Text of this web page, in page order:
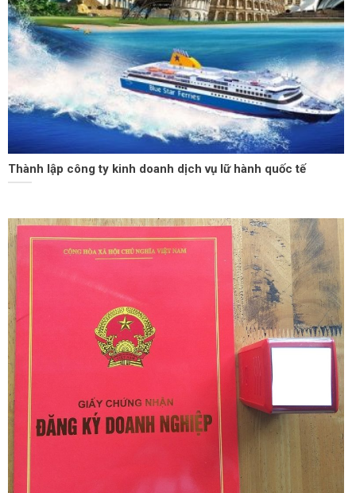
Thành lập công ty kinh doanh dịch vụ lữ hành quốc tế